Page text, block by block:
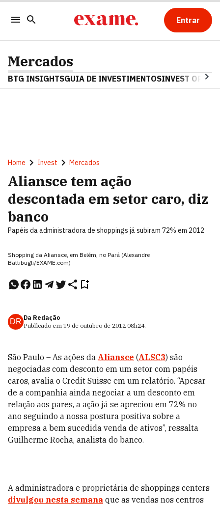
Entrar
Mercados
BTG INSIGHTSGUIA DE INVESTIMENTOSINVEST OPINA
Home Invest Mercados
Aliansce tem ação
descontada em setor caro, diz
banco
Papéis da administradora de shoppings já subiram 72% em 2012
Shopping da Aliansce, em Belém, no Pará (Alexandre
Battibugli/EXAME.com)
DR Da Redação
Publicado em 19 de outubro de 2012 08h24.
São Paulo – As ações da Aliansce (ALSC3) são
negociadas com desconto em um setor com papéis
caros, avalia o Credit Suisse em um relatório. “Apesar
de a companhia ainda negociar a um desconto em
relação aos pares, a ação já se apreciou em 72% no
ano seguindo a nossa postura positiva sobre a
empresa a bem sucedida venda de ativos”, ressalta
Guilherme Rocha, analista do banco.
A administradora e proprietária de shoppings centers
divulgou nesta semana que as vendas nos centros